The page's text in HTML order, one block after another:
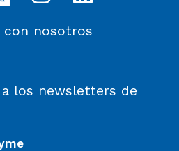
con nosotros
los newsletters de